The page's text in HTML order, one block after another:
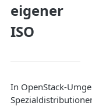
eigener
ISO
In OpenStack-